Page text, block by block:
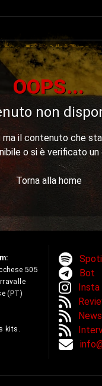
OOPS...
non
ma il contenuto che
o si è verificato un
Torna alla home
505
(PT)
kits.
Bot
Insta
News